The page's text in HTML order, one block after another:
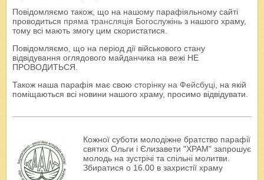
Повідомляємо також, що на нашому парафіяльному сайті
проводиться пряма трансляція Богослужінь з нашого храму,
тому всі мають змогу цим скористатися.
Повідомляємо, що на період дії військового стану
відвідування оглядового майданчика на вежі НЕ
ПРОВОДИТЬСЯ.
Також наша парафія має свою сторінку на Фейсбуці, на якій
поміщаються всі новини нашого храму, просимо відвідувати.
Кожної суботи молодіжне братство парафії
святих Ольги і Єлизавети "ХРАМ" запрошує
молодь на зустрічі та спільні молитви.
Збиратися о 16.00 в захристії храму